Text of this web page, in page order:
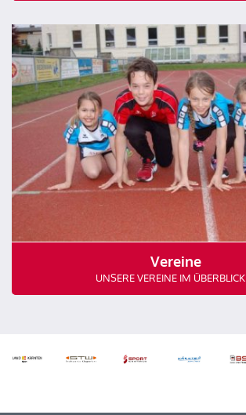
Vereine
UNSERE VEREINE IM ÜBERBLICK